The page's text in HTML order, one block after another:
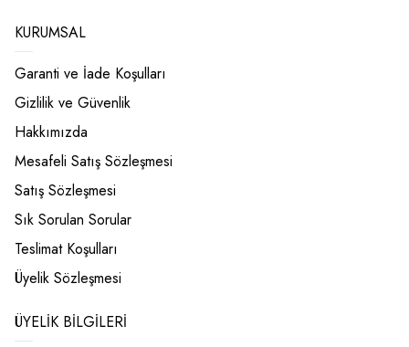
KURUMSAL
Garanti ve İade Koşulları
Gizlilik ve Güvenlik
Hakkımızda
Mesafeli Satış Sözleşmesi
Satış Sözleşmesi
Sık Sorulan Sorular
Teslimat Koşulları
Üyelik Sözleşmesi
ÜYELIK BILGILERI